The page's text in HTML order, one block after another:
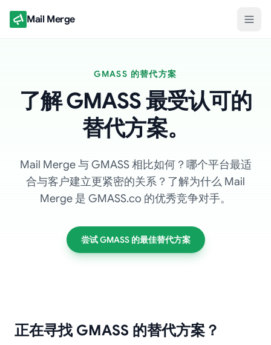
Mail Merge
GMASS 的替代方案
了解 GMASS 最受认可的
替代方案。
Mail Merge 与 GMASS 相比如何？哪个平台最适
合与客户建立更紧密的关系？了解为什么 Mail
Merge 是 GMASS.co 的优秀竞争对手。
尝试 GMASS 的最佳替代方案
正在寻找 GMASS 的替代方案？